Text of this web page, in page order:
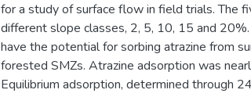
for a study of surface flow in field trials. The
different slope classes, 2, 5, 10, 15 and
have the potential for sorbing atrazine from
forested SMZs. Atrazine adsorption was
Equilibrium adsorption, determined through